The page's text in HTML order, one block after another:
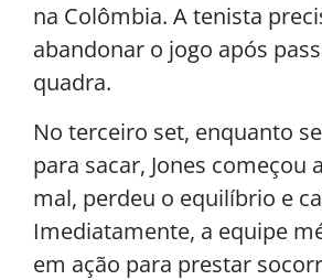
na Colômbia. A tenista
abandonar o jogo após
quadra.
No terceiro set, enquanto
para sacar, Jones começou
mal, perdeu o equilíbrio e
Imediatamente, a equipe
em ação para prestar